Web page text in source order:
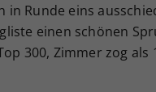
in Runde eins
einen schönen
300, Zimmer zog